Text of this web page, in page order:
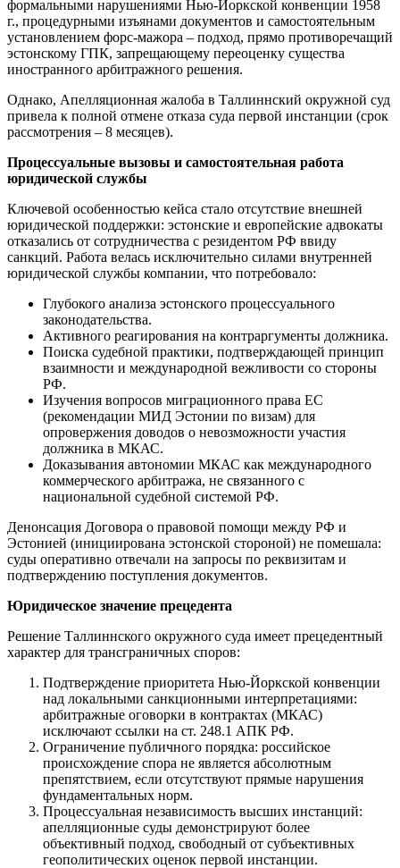
формальными нарушениями Нью-Йоркской конвенции 1958
г., процедурными изъянами документов и самостоятельным
установлением форс-мажора – подход, прямо противоречащий
эстонскому ГПК, запрещающему переоценку существа
иностранного арбитражного решения.
Однако, Апелляционная жалоба в Таллиннский окружной суд
привела к полной отмене отказа суда первой инстанции (срок
рассмотрения – 8 месяцев).
Процессуальные вызовы и самостоятельная работа
юридической службы
Ключевой особенностью кейса стало отсутствие внешней
юридической поддержки: эстонские и европейские адвокаты
отказались от сотрудничества с резидентом РФ ввиду
санкций. Работа велась исключительно силами внутренней
юридической службы компании, что потребовало:
Глубокого анализа эстонского процессуального
законодательства.
Активного реагирования на контраргументы должника.
Поиска судебной практики, подтверждающей принцип
взаимности и международной вежливости со стороны
РФ.
Изучения вопросов миграционного права ЕС
(рекомендации МИД Эстонии по визам) для
опровержения доводов о невозможности участия
должника в МКАС.
Доказывания автономии МКАС как международного
коммерческого арбитража, не связанного с
национальной судебной системой РФ.
Денонсация Договора о правовой помощи между РФ и
Эстонией (инициирована эстонской стороной) не помешала:
суды оперативно отвечали на запросы по реквизитам и
подтверждению поступления документов.
Юридическое значение прецедента
Решение Таллиннского окружного суда имеет прецедентный
характер для трансграничных споров:
Подтверждение приоритета Нью-Йоркской конвенции
над локальными санкционными интерпретациями:
арбитражные оговорки в контрактах (МКАС)
исключают ссылки на ст. 248.1 АПК РФ.
Ограничение публичного порядка: российское
происхождение спора не является абсолютным
препятствием, если отсутствуют прямые нарушения
фундаментальных норм.
Процессуальная независимость высших инстанций:
апелляционные суды демонстрируют более
объективный подход, свободный от субъективных
геополитических оценок первой инстанции.